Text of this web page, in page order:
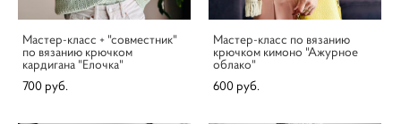
Мастер-класс + "совместник"
по вязанию крючком
кардигана "Елочка"
700 pуб.
Мастер-класс по вязанию
крючком кимоно "Ажурное
облако"
600 pуб.